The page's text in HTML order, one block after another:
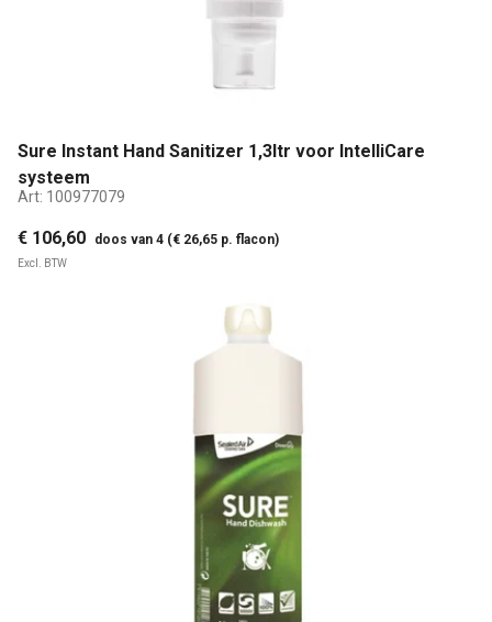
Sure Instant Hand Sanitizer 1,3ltr voor IntelliCare
systeem
Art: 100977079
€ 106,60 doos van 4 (€ 26,65 p. flacon)
Excl. BTW